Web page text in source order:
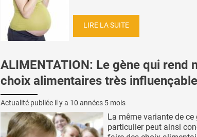
LIRE LA SUITE
ALIMENTATION: Le gène qui rend
choix alimentaires très
Actualité publiée il y a 10 années 5 mois
La même variante de ce
particulier peut ainsi